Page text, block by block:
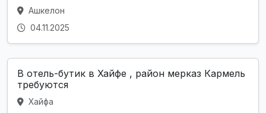
Ашкелон
04.11.2025
В отель-бутик в Хайфе , район мерказ Кармель
требуются
Хайфа